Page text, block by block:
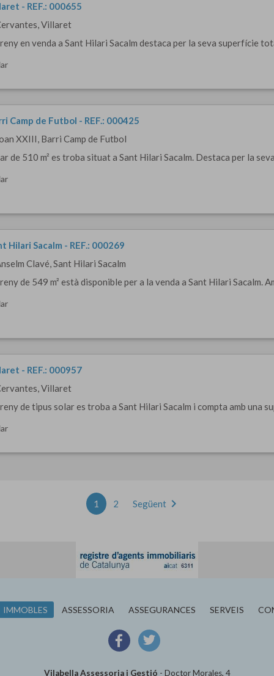
- REF.: 000655
Villaret
en venda a Sant Hilari Sacalm destaca per la seva superfície
Camp de Futbol - REF.: 000425
XXIII, Barri Camp de Futbol
de 510 m² es troba situat a Sant Hilari Sacalm. Destaca per la
Hilari Sacalm - REF.: 000269
Clavé, Sant Hilari Sacalm
de 549 m² està disponible per a la venda a Sant Hilari Sacalm.
- REF.: 000957
Villaret
de tipus solar es troba a Sant Hilari Sacalm i compta amb una
1 2 Següentchevron_right
IMMOBLES ASSESSORIA ASSEGURANCES SERVEIS
Vilabella Assessoria i Gestió - Doctor Morales, 4